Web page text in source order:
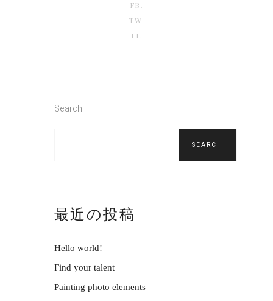
FB.
TW.
LI.
Search
SEARCH
最近の投稿
Hello world!
Find your talent
Painting photo elements